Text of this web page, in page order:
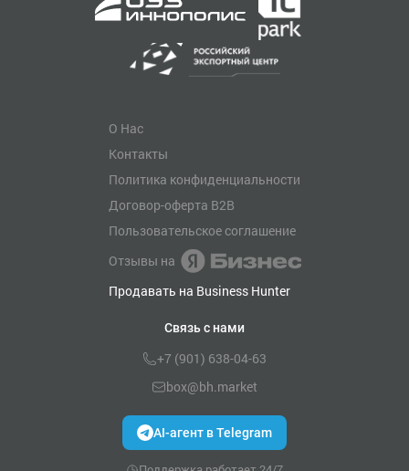
О Нас
Контакты
Политика конфиденциальности
Договор-оферта B2B
Пользовательское соглашение
Отзывы на
Продавать на Business Hunter
Связь с нами
+7 (901) 638-04-63
box@bh.market
AI-агент в Telegram